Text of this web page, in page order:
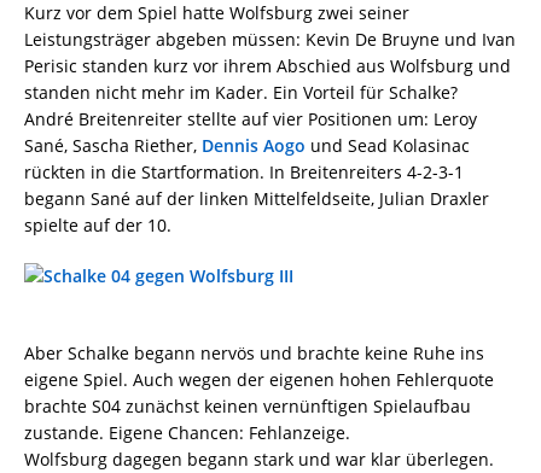
Kurz vor dem Spiel hatte Wolfsburg zwei seiner
Leistungsträger abgeben müssen: Kevin De Bruyne und Ivan
Perisic standen kurz vor ihrem Abschied aus Wolfsburg und
standen nicht mehr im Kader. Ein Vorteil für Schalke?
André Breitenreiter stellte auf vier Positionen um: Leroy
Sané, Sascha Riether, Dennis Aogo und Sead Kolasinac
rückten in die Startformation. In Breitenreiters 4-2-3-1
begann Sané auf der linken Mittelfeldseite, Julian Draxler
spielte auf der 10.
Aber Schalke begann nervös und brachte keine Ruhe ins
eigene Spiel. Auch wegen der eigenen hohen Fehlerquote
brachte S04 zunächst keinen vernünftigen Spielaufbau
zustande. Eigene Chancen: Fehlanzeige.
Wolfsburg dagegen begann stark und war klar überlegen.